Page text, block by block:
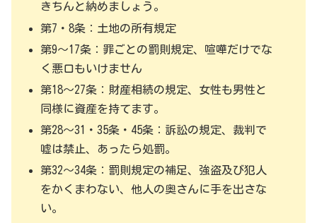
きちんと納めましょう。
第7・8条：土地の所有規定
第9～17条：罪ごとの罰則規定、喧嘩だけでな
く悪口もいけません
第18～27条：財産相続の規定、女性も男性と
同様に資産を持てます。
第28～31・35条・45条：訴訟の規定、裁判で
嘘は禁止、あったら処罰。
第32～34条：罰則規定の補足、強盗及び犯人
をかくまわない、他人の奥さんに手を出さな
い。